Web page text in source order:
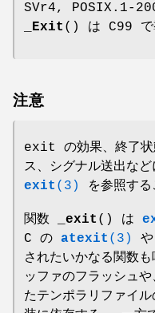
SVr4, POSIX.1-
_Exit () は C99 で
注意
exit の効果、終了状
ス、シグナル送出な
exit (3) を参照する
関数 _exit () は
C の atexit (3) や
されたいかなる関数
ッファのフラッシュ
たテンポラリファイ